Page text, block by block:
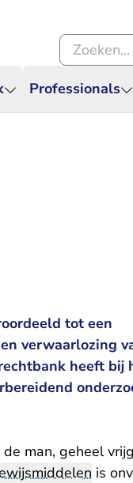
Professionals
Zoeken
tot een
verwaarlozing
heeft bij
man, geheel
is